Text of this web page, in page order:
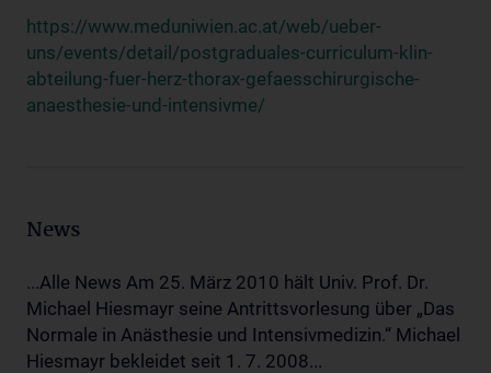
https://www.meduniwien.ac.at/web/ueber-
uns/events/detail/postgraduales-curriculum-klin-
abteilung-fuer-herz-thorax-gefaesschirurgische-
anaesthesie-und-intensivme/
News
...Alle News Am 25. März 2010 hält Univ. Prof. Dr.
Michael Hiesmayr seine Antrittsvorlesung über „Das
Normale in Anästhesie und Intensivmedizin.“ Michael
Hiesmayr bekleidet seit 1. 7. 2008...